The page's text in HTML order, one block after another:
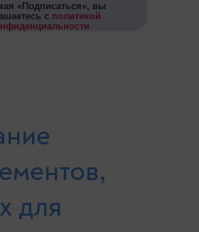
« Подписаться», вы
с политикой
для